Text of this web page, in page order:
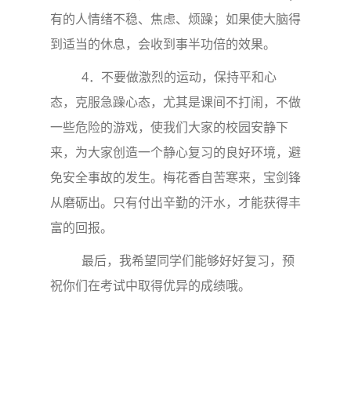
有的人情绪不稳、焦虑、烦躁；如果使大脑得
到适当的休息，会收到事半功倍的效果。
4．不要做激烈的运动，保持平和心
态，克服急躁心态，尤其是课间不打闹，不做
一些危险的游戏，使我们大家的校园安静下
来，为大家创造一个静心复习的良好环境，避
免安全事故的发生。梅花香自苦寒来，宝剑锋
从磨砺出。只有付出辛勤的汗水，才能获得丰
富的回报。
最后，我希望同学们能够好好复习，预
祝你们在考试中取得优异的成绩哦。